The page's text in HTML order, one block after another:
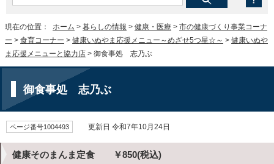
現在の位置： ホーム > 暮らしの情報 > 健康・医療 > 市の健康づくり事業コーナ
ー > 食育コーナー > 健康いぬやま応援メニュー～めざせ5つ星☆～ > 健康いぬや
ま応援メニューと協力店 > 御食事処 志乃ぶ
御食事処 志乃ぶ
ページ番号1004493 更新日 令和7年10月24日
健康そのまんま定食 ￥850(税込)